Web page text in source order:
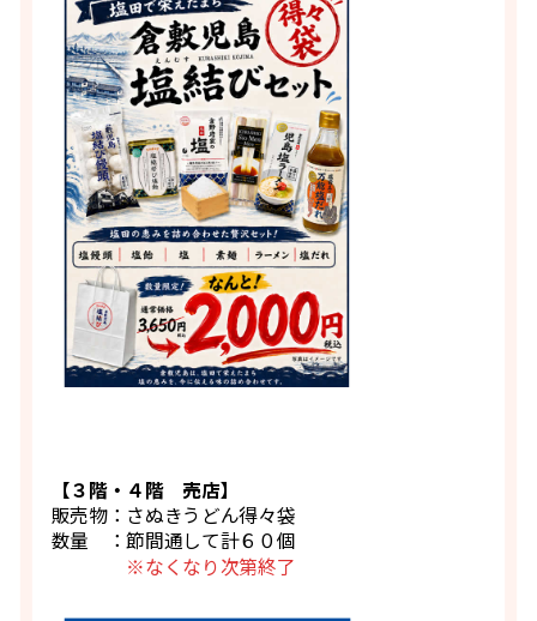
【３階・４階 売店】
販売物：さぬきうどん得々袋
数量 ：節間通して計６０個
※なくなり次第終了